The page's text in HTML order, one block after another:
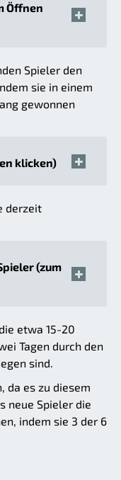
Öffnen
Spieler den
sie in einem
gewonnen
klicken)
derzeit
(zum
etwa 15-20
Tagen durch den
sind.
da es zu diesem
neue Spieler die
indem sie 3 der 6